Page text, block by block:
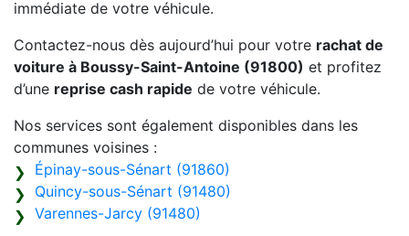
immédiate de votre véhicule.
Contactez-nous dès aujourd’hui pour votre rachat de
voiture à Boussy-Saint-Antoine (91800) et profitez
d’une reprise cash rapide de votre véhicule.
Nos services sont également disponibles dans les
communes voisines :
Épinay-sous-Sénart (91860)
Quincy-sous-Sénart (91480)
Varennes-Jarcy (91480)